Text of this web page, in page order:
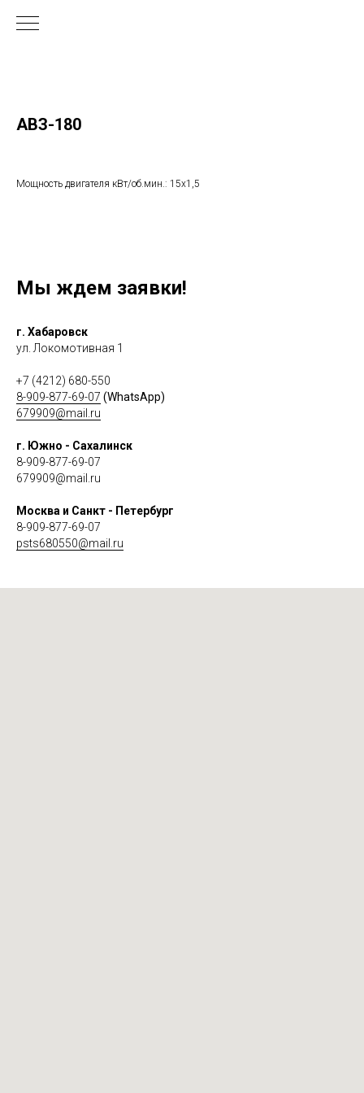
АВЗ-180
Мощность двигателя кВт/об.мин.: 15х1,5
Мы ждем заявки!
г. Хабаровск
ул. Локомотивная 1
+7 (4212) 680-550
8-909-877-69-07 (WhatsApp)
679909@mail.ru
г. Южно - Сахалинск
8-909-877-69-07
679909@mail.ru
Москва и Санкт - Петербург
8-909-877-69-07
psts680550@mail.ru